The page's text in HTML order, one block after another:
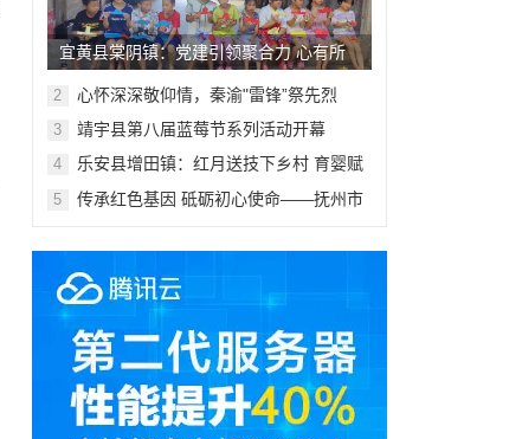
宜黄县棠阴镇：党建引领聚合力 心有所
“暑”不负所“托”
2 心怀深深敬仰情，秦渝"雷锋”祭先烈
3 靖宇县第八届蓝莓节系列活动开幕
4
乐安县增田镇：红月送技下乡村 育婴赋
5
传承红色基因 砥砺初心使命——抚州市